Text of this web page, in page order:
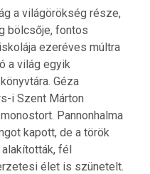
a világörökség része,
bölcsője, fontos
ezeréves múltra
a világ egyik
Géza
i Szent Márton
Pannonhalma
kapott, de a török
alakították, fél
élet is szünetelt.